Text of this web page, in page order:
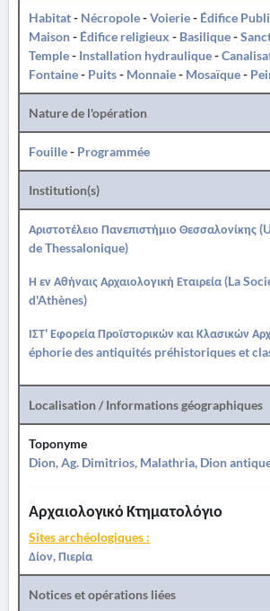
Habitat- Nécropole-Voierie- Édifice
Maison- Édifice religieux - Basilique-
Temple- Installation hydraulique-
Fontaine- Puits- Monnaie- Mosaïque-
Nature de l'opération
Fouille- Programmée
Institution(s)
Αριστοτέλειο Πανεπιστήμιο
de Thessalonique)
Η εν Αθήναις Αρχαιολογική Εταιρεία (La
d'Athènes)
ΙΣΤ' Εφορεία Προϊστορικών και Κλασικών
éphorie des antiquités préhistoriques et
Localisation / Informations géographiques
Toponyme
Dion, Ag. Dimitrios, Malathria, Dion
Αρχαιολογικό Κτηματολόγιο
Sites archéologiques :
Δίον, Πιερία
Notices et opérations liées